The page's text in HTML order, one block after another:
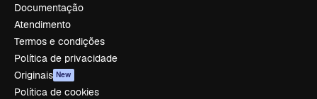
Documentação
Atendimento
Termos e condições
Política de privacidade
Originais New
Política de cookies